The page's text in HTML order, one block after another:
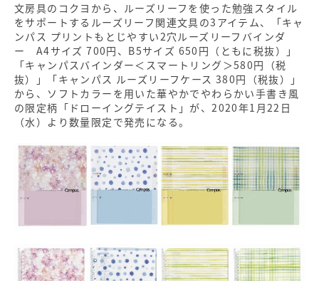
文房具のコクヨから、ルーズリーフを使った勉強スタイル
をサポートするルーズリーフ関連文具の3アイテム、「キャ
ンパス プリントもとじやすい2穴ルーズリーフバインダ
ー A4サイズ 700円、B5サイズ 650円（ともに税抜）」
「キャンパスバインダー＜スマートリング＞580円（税
抜）」「キャンパス ルーズリーフケース 380円（税抜）」
から、ソフトカラーを用いた華やかでやわらかい手書き風
の限定柄「ドローイングテイスト」が、2020年1月22日
（水）より数量限定で発売になる。